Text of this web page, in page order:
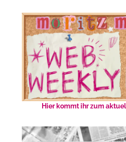
Hier kommt ihr zum